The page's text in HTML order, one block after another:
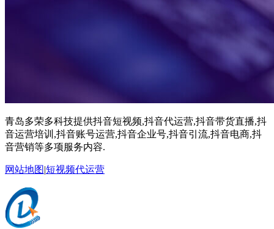
青岛多荣多科技提供抖音短视频,抖音代运营,抖音带货直播,抖
音运营培训,抖音账号运营,抖音企业号,抖音引流,抖音电商,抖
音营销等多项服务内容.
网站地图|短视频代运营